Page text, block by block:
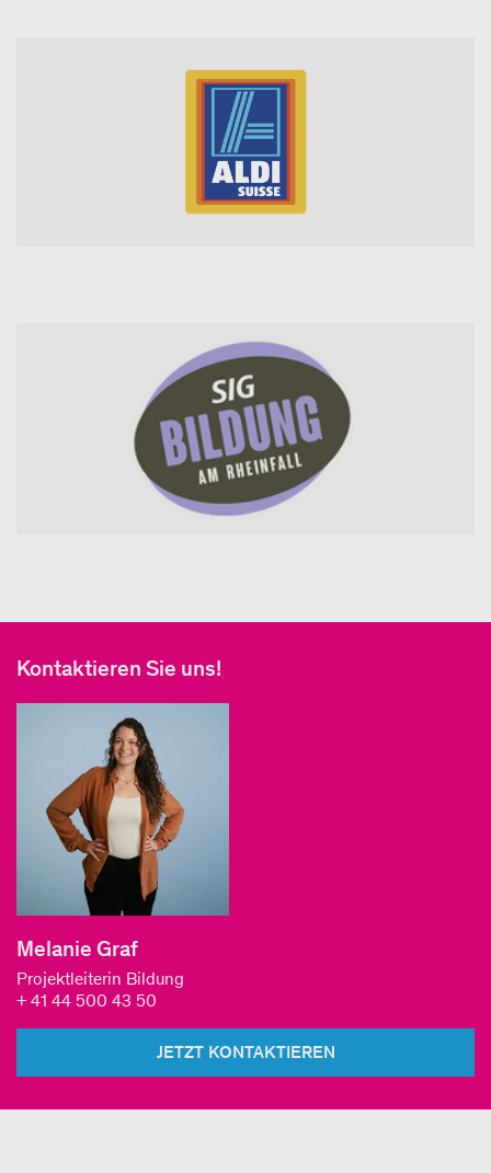
Kontaktieren Sie uns!
Melanie Graf
Projektleiterin Bildung
+ 41 44 500 43 50
JETZT KONTAKTIEREN